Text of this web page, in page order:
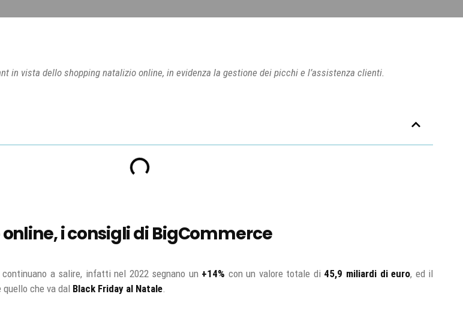
in vista dello shopping natalizio online, in evidenza la gestione dei picchi e l’assistenza clienti.
i consigli di BigCommerce
a salire, infatti nel 2022 segnano un +14% con un valore totale di 45,9 miliardi di euro, ed il
che va dal Black Friday al Natale.